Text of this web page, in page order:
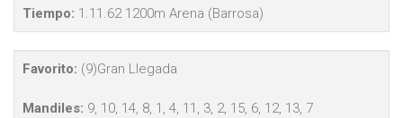
Tiempo: 1.11.62 1200m Arena (Barrosa)
Favorito: (9)Gran Llegada
Mandiles: 9, 10, 14, 8, 1, 4, 11, 3, 2, 15, 6, 12, 13, 7